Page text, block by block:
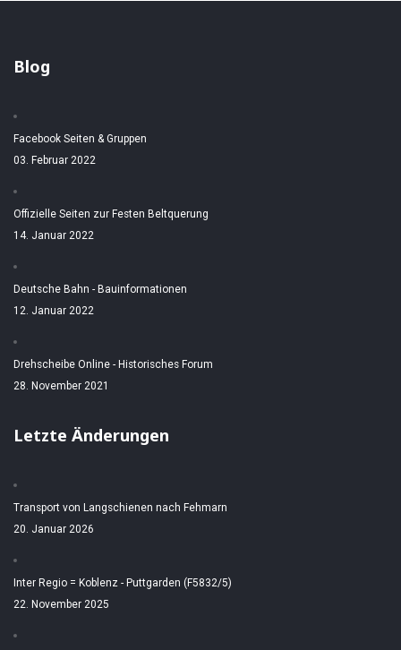
Blog
Facebook Seiten & Gruppen
03. Februar 2022
Offizielle Seiten zur Festen Beltquerung
14. Januar 2022
Deutsche Bahn - Bauinformationen
12. Januar 2022
Drehscheibe Online - Historisches Forum
28. November 2021
Letzte Änderungen
Transport von Langschienen nach Fehmarn
20. Januar 2026
Inter Regio = Koblenz - Puttgarden (F5832/5)
22. November 2025